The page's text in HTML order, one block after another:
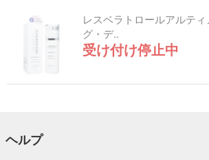
レスベラトロールアルテ
グ・デ..
受け付け停止中
ヘルプ